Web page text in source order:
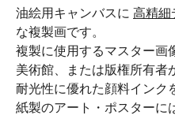
油絵用キャンバスに 高精細
な複製画です。
複製に使用するマスター画
美術館、または版権所有者
耐光性に優れた顔料インク
紙製のアート・ポスターに